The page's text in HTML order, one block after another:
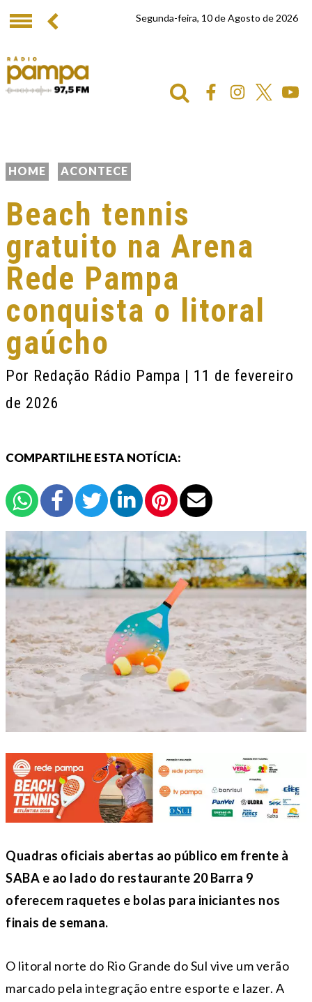
Segunda-feira, 10 de Agosto de 2026
HOME ACONTECE
Beach tennis
gratuito na Arena
Rede Pampa
conquista o litoral
gaúcho
Por Redação Rádio Pampa | 11 de fevereiro
de 2026
COMPARTILHE ESTA NOTÍCIA:
Quadras oficiais abertas ao público em frente à
SABA e ao lado do restaurante 20 Barra 9
oferecem raquetes e bolas para iniciantes nos
finais de semana.
O litoral norte do Rio Grande do Sul vive um verão
marcado pela integração entre esporte e lazer. A